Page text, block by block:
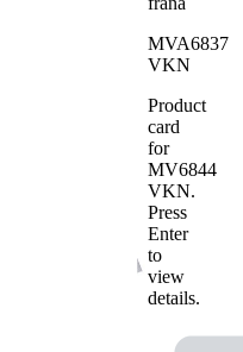
WVA
Numar de
MVA6837
VKN
Product
card
for
MV6844
VKN.
Press
Enter
to
view
details.